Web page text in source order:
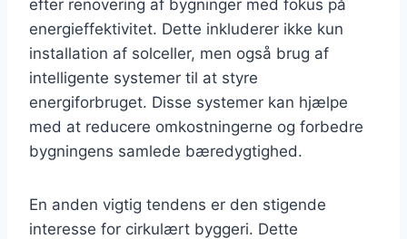
efter renovering af bygninger med fokus på
energieffektivitet. Dette inkluderer ikke kun
installation af solceller, men også brug af
intelligente systemer til at styre
energiforbruget. Disse systemer kan hjælpe
med at reducere omkostningerne og forbedre
bygningens samlede bæredygtighed.
En anden vigtig tendens er den stigende
interesse for cirkulært byggeri. Dette